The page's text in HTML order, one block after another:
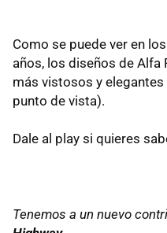
Como se puede ver en
años, los diseños de Alfa
más vistosos y
punto de vista).
Dale al play si quieres
Tenemos a un nuevo